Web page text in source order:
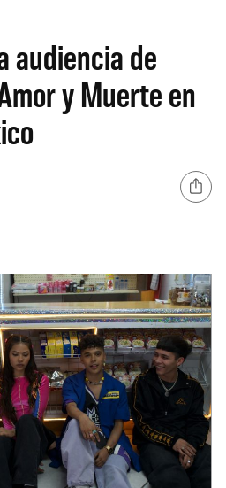
audiencia de
y Muerte en